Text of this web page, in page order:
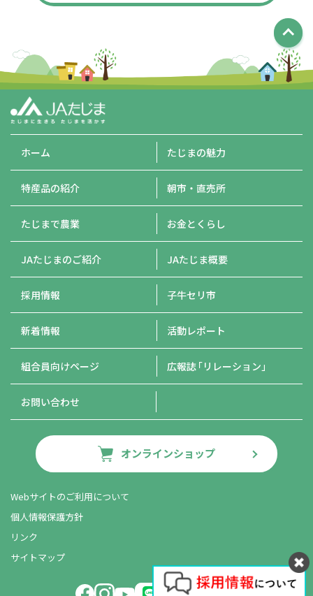
ホーム たじまの魅力
特産品の紹介 朝市・直売所
たじまで農業 お金とくらし
JAたじまのご紹介 JAたじま概要
採用情報 子牛セリ市
新着情報 活動レポート
組合員向けページ 広報誌「リレーション」
お問い合わせ
オンラインショップ
Webサイトのご利用について
個人情報保護方針
リンク
サイトマップ